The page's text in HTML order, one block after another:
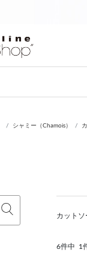
シャミー（Chamois）
カットソ
6件中 1